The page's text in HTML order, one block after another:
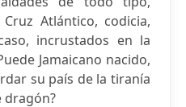
Atlántico, codicia,
incrustados en la
Jamaicano nacido,
su país de la tiranía
dragón?